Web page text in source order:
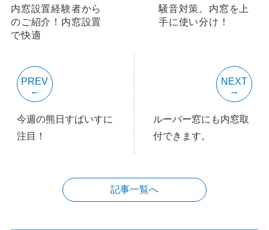
内窓設置経験者から
のご紹介！内窓設置
で快適
騒音対策。内窓を上
手に使い分け！
PREV
今週の熊日すぱいすに
注目！
NEXT
ルーバー窓にも内窓取
付できます。
記事一覧へ